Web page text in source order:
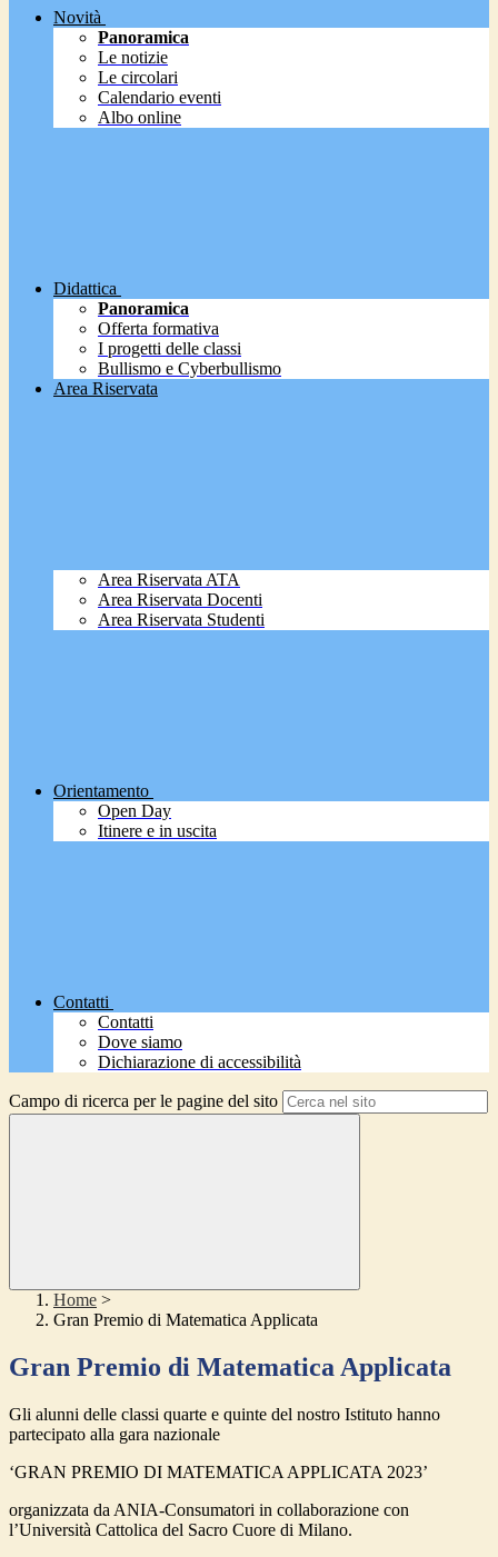
Novità
Panoramica
Le notizie
Le circolari
Calendario eventi
Albo online
Didattica
Panoramica
Offerta formativa
I progetti delle classi
Bullismo e Cyberbullismo
Area Riservata
Area Riservata ATA
Area Riservata Docenti
Area Riservata Studenti
Orientamento
Open Day
Itinere e in uscita
Contatti
Contatti
Dove siamo
Dichiarazione di accessibilità
Campo di ricerca per le pagine del sito
Home >
Gran Premio di Matematica Applicata
Gran Premio di Matematica Applicata
Gli alunni delle classi quarte e quinte del nostro Istituto hanno
partecipato alla gara nazionale
‘GRAN PREMIO DI MATEMATICA APPLICATA 2023’
organizzata da ANIA-Consumatori in collaborazione con
l’Università Cattolica del Sacro Cuore di Milano.